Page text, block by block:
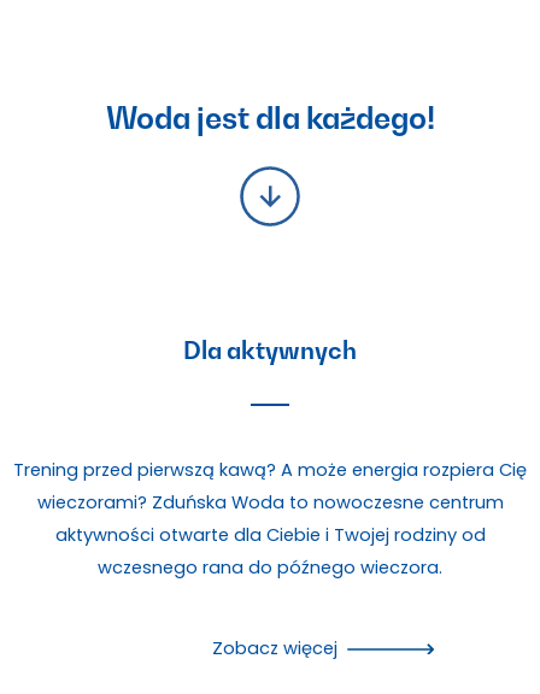
Woda jest dla każdego!
Dla aktywnych
Trening przed pierwszą kawą? A może energia rozpiera Cię
wieczorami? Zduńska Woda to nowoczesne centrum
aktywności otwarte dla Ciebie i Twojej rodziny od
wczesnego rana do późnego wieczora.
Zobacz więcej